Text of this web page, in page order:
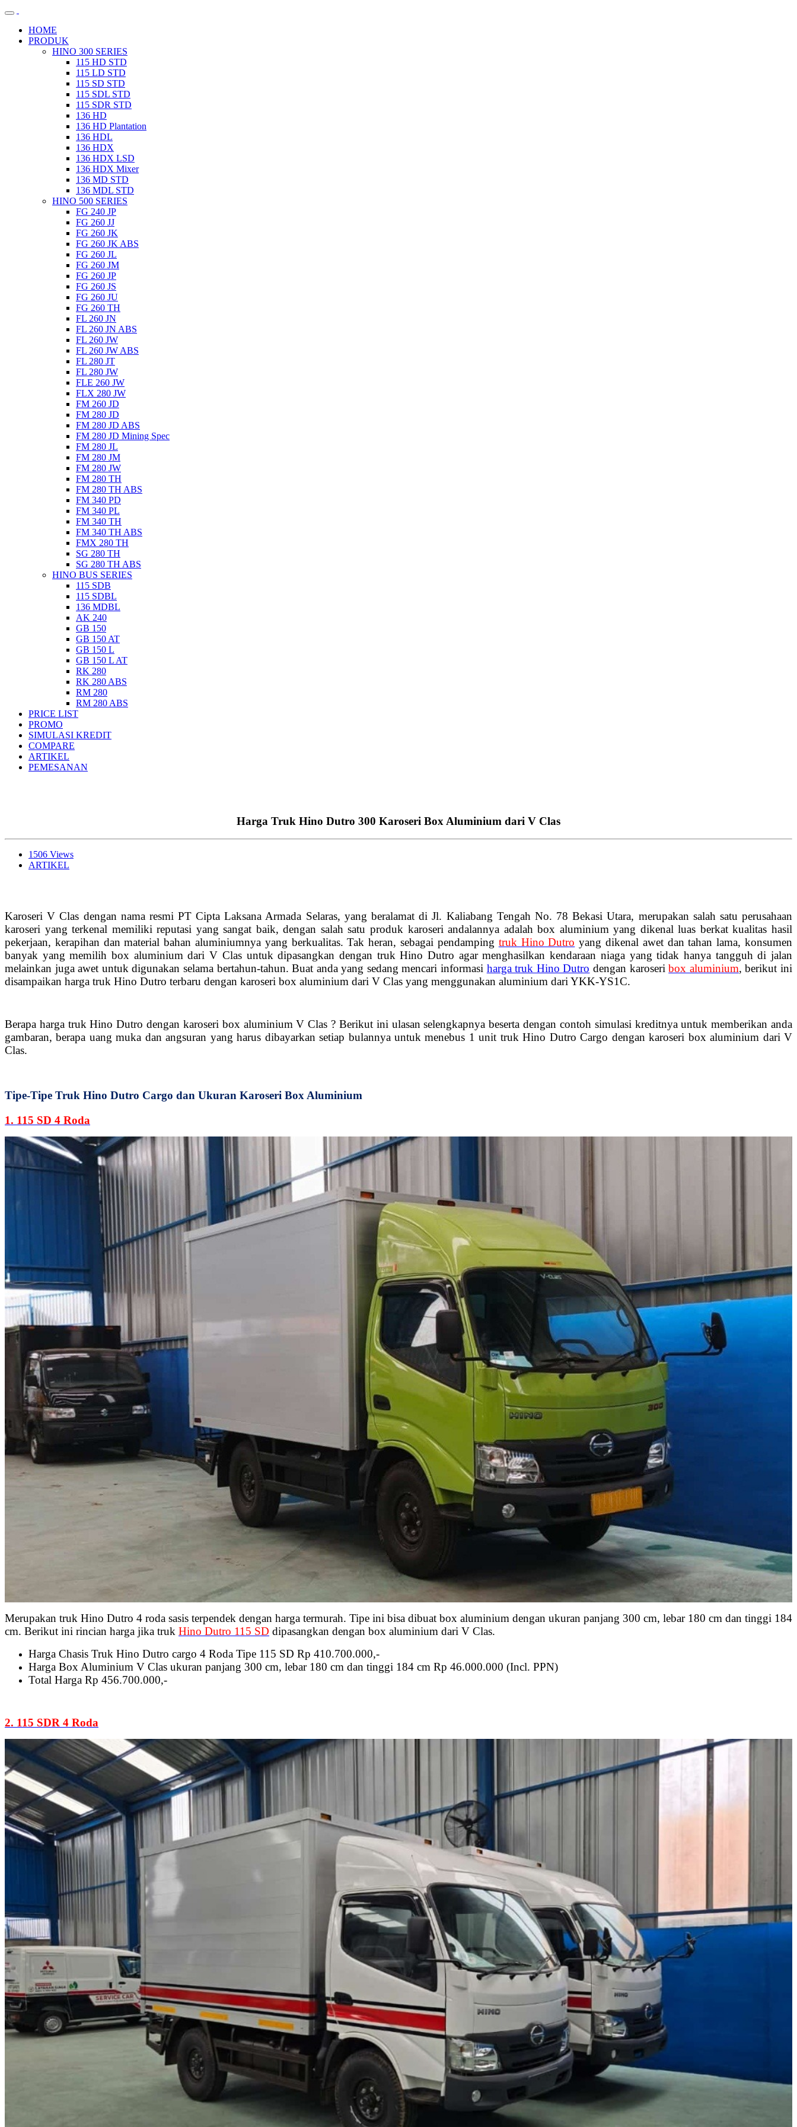
HOME
PRODUK
HINO 300 SERIES
115 HD STD
115 LD STD
115 SD STD
115 SDL STD
115 SDR STD
136 HD
136 HD Plantation
136 HDL
136 HDX
136 HDX LSD
136 HDX Mixer
136 MD STD
136 MDL STD
HINO 500 SERIES
FG 240 JP
FG 260 JJ
FG 260 JK
FG 260 JK ABS
FG 260 JL
FG 260 JM
FG 260 JP
FG 260 JS
FG 260 JU
FG 260 TH
FL 260 JN
FL 260 JN ABS
FL 260 JW
FL 260 JW ABS
FL 280 JT
FL 280 JW
FLE 260 JW
FLX 280 JW
FM 260 JD
FM 280 JD
FM 280 JD ABS
FM 280 JD Mining Spec
FM 280 JL
FM 280 JM
FM 280 JW
FM 280 TH
FM 280 TH ABS
FM 340 PD
FM 340 PL
FM 340 TH
FM 340 TH ABS
FMX 280 TH
SG 280 TH
SG 280 TH ABS
HINO BUS SERIES
115 SDB
115 SDBL
136 MDBL
AK 240
GB 150
GB 150 AT
GB 150 L
GB 150 L AT
RK 280
RK 280 ABS
RM 280
RM 280 ABS
PRICE LIST
PROMO
SIMULASI KREDIT
COMPARE
ARTIKEL
PEMESANAN
Harga Truk Hino Dutro 300 Karoseri Box Aluminium dari V Clas
1506 Views
ARTIKEL
Karoseri V Clas dengan nama resmi PT Cipta Laksana Armada Selaras, yang beralamat di Jl. Kaliabang Tengah No. 78 Bekasi Utara, merupakan salah satu perusahaan
karoseri yang terkenal memiliki reputasi yang sangat baik, dengan salah satu produk karoseri andalannya adalah box aluminium yang dikenal luas berkat kualitas hasil
pekerjaan, kerapihan dan material bahan aluminiumnya yang berkualitas. Tak heran, sebagai pendamping truk Hino Dutro yang dikenal awet dan tahan lama, konsumen
banyak yang memilih box aluminium dari V Clas untuk dipasangkan dengan truk Hino Dutro agar menghasilkan kendaraan niaga yang tidak hanya tangguh di jalan
melainkan juga awet untuk digunakan selama bertahun-tahun. Buat anda yang sedang mencari informasi harga truk Hino Dutro dengan karoseribox aluminium, berikut ini
disampaikan harga truk Hino Dutro terbaru dengan karoseri box aluminium dari V Clas yang menggunakan aluminium dari YKK-YS1C.
Berapa harga truk Hino Dutro dengan karoseri box aluminium V Clas ? Berikut ini ulasan selengkapnya beserta dengan contoh simulasi kreditnya untuk memberikan anda
gambaran, berapa uang muka dan angsuran yang harus dibayarkan setiap bulannya untuk menebus 1 unit truk Hino Dutro Cargo dengan karoseri box aluminium dari V
Clas.
Tipe-Tipe Truk Hino Dutro Cargo dan Ukuran Karoseri Box Aluminium
1. 115 SD 4 Roda
Merupakan truk Hino Dutro 4 roda sasis terpendek dengan harga termurah. Tipe ini bisa dibuat box aluminium dengan ukuran panjang 300 cm, lebar 180 cm dan tinggi 184
cm. Berikut ini rincian harga jika truk Hino Dutro 115 SD dipasangkan dengan box aluminium dari V Clas.
Harga Chasis Truk Hino Dutro cargo 4 Roda Tipe 115 SD Rp 410.700.000,-
Harga Box Aluminium V Clas ukuran panjang 300 cm, lebar 180 cm dan tinggi 184 cm Rp 46.000.000 (Incl. PPN)
Total Harga Rp 456.700.000,-
2. 115 SDR 4 Roda